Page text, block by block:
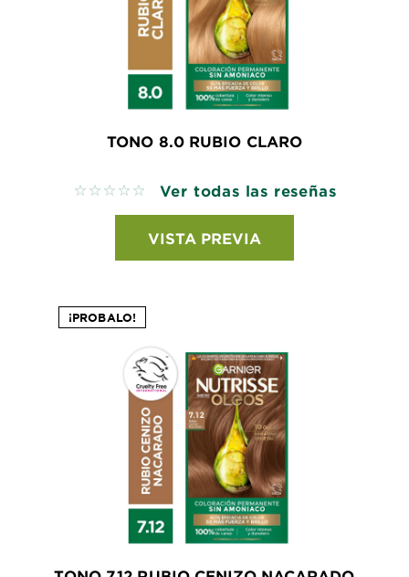
TONO 8.0 RUBIO CLARO
No reviews Ver todas las reseñas
VISTA PREVIA
¡PROBALO!